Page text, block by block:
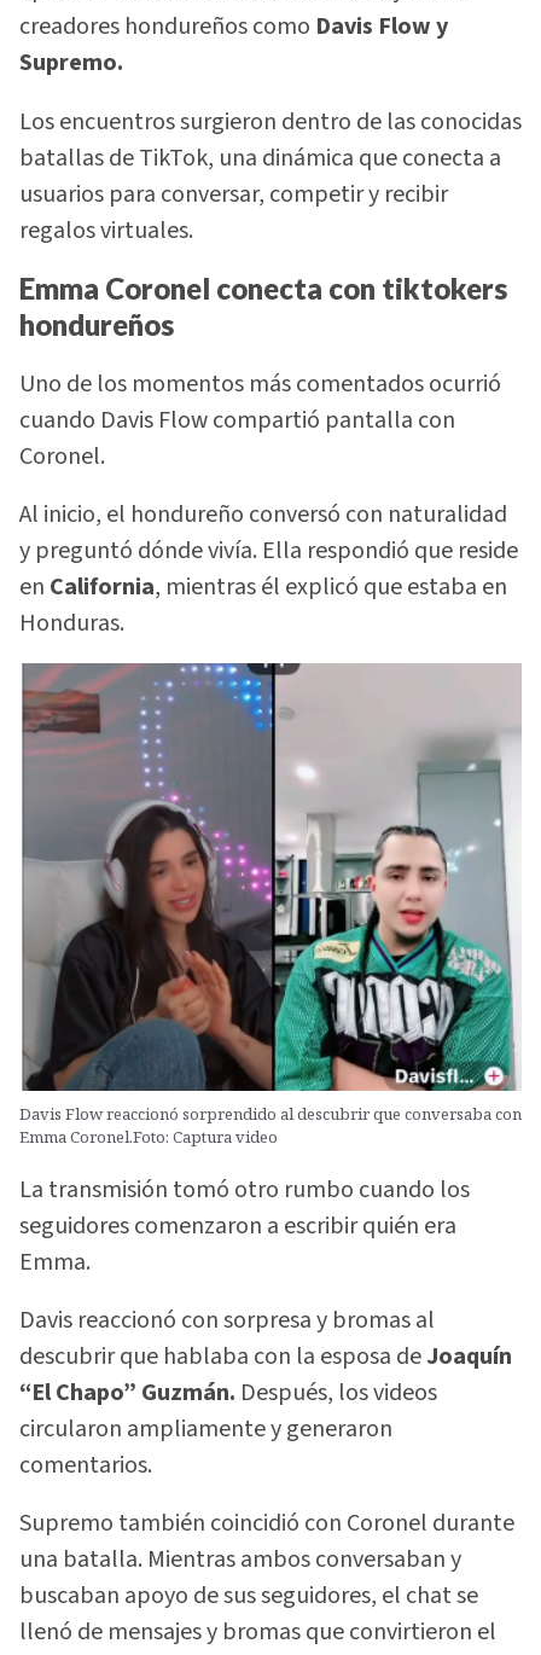
creadores hondureños como Davis Flow y
Supremo.
Los encuentros surgieron dentro de las conocidas
batallas de TikTok, una dinámica que conecta a
usuarios para conversar, competir y recibir
regalos virtuales.
Emma Coronel conecta con tiktokers
hondureños
Uno de los momentos más comentados ocurrió
cuando Davis Flow compartió pantalla con
Coronel.
Al inicio, el hondureño conversó con naturalidad
y preguntó dónde vivía. Ella respondió que reside
en California, mientras él explicó que estaba en
Honduras.
Davis Flow reaccionó sorprendido al descubrir que conversaba con
Emma Coronel.Foto: Captura video
La transmisión tomó otro rumbo cuando los
seguidores comenzaron a escribir quién era
Emma.
Davis reaccionó con sorpresa y bromas al
descubrir que hablaba con la esposa deJoaquín
“El Chapo” Guzmán. Después, los videos
circularon ampliamente y generaron
comentarios.
Supremo también coincidió con Coronel durante
una batalla. Mientras ambos conversaban y
buscaban apoyo de sus seguidores, el chat se
llenó de mensajes y bromas que convirtieron el